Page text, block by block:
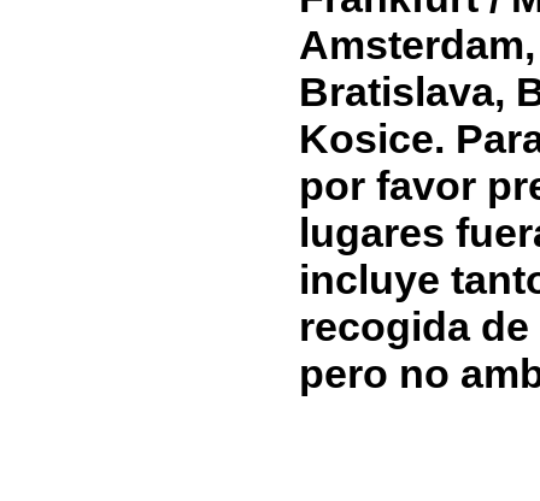
Bratislava,
Kosice.
por favor
lugares
incluye
recogida
pero no